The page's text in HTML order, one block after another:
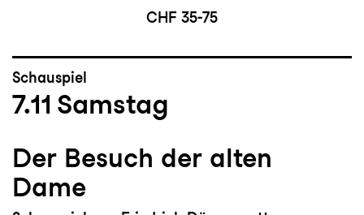
CHF 35-75
Schauspiel
7.11 Samstag
Der Besuch der alten
Dame